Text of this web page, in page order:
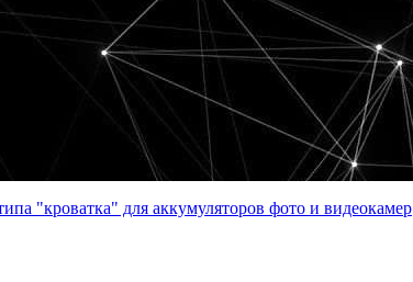
"кроватка" для аккумуляторов фото и видеокамер